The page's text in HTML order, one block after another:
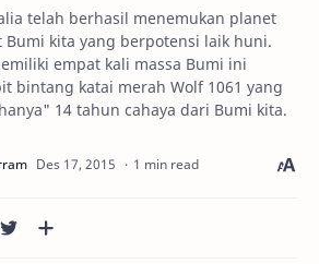
telah berhasil menemukan planet
Bumi kita yang berpotensi laik huni.
empat kali massa Bumi ini
bintang katai merah Wolf 1061 yang
14 tahun cahaya dari Bumi kita.
1 min read